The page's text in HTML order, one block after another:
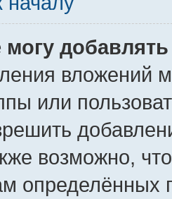
могу
вложений
или
возможно,
определённых